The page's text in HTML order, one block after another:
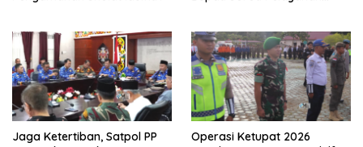
Jaga Ketertiban, Satpol PP
Operasi Ketupat 2026